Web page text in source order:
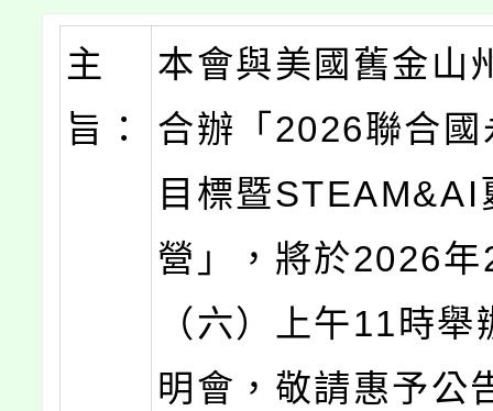
主
旨：
本會與美國舊金山
合辦「2026聯合國
目標暨STEAM&AI
營」，將於2026
（六）上午11時
明會，敬請惠予公